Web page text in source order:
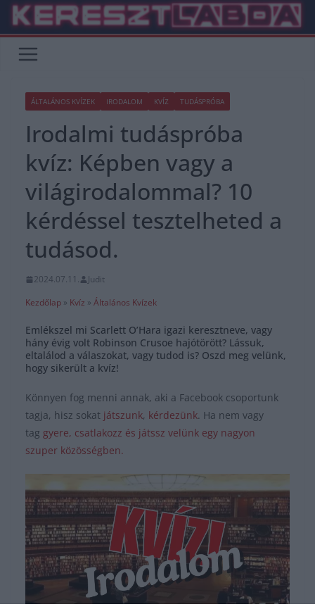
Skip
content
ÁLTALÁNOS KVÍZEK IRODALOM KVÍZ TUDÁSPRÓBA
Irodalmi tudáspróba
kvíz: Képben vagy a
világirodalommal? 10
kérdéssel tesztelheted a
tudásod.
2024.07.11.
Judit
Kezdőlap » Kvíz » Általános Kvízek
Emlékszel mi Scarlett O’Hara igazi keresztneve, vagy
hány évig volt Robinson Crusoe hajótörött? Lássuk,
eltalálod a válaszokat, vagy tudod is? Oszd meg velünk,
hogy sikerült a kvíz!
Könnyen fog menni annak, aki a Facebook csoportunk
tagja, hisz sokat játszunk, kérdezünk. Ha nem vagy
tag gyere, csatlakozz és játssz velünk egy nagyon
szuper közösségben.